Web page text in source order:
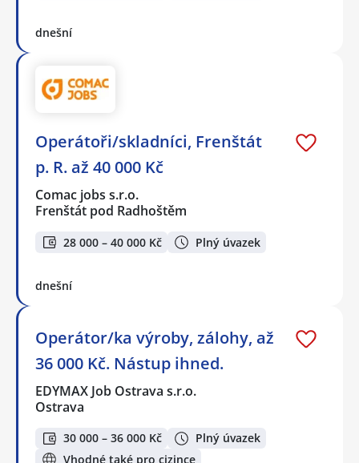
dnešní
Operátoři/skladníci, Frenštát
p. R. až 40 000 Kč
Comac jobs s.r.o.
Frenštát pod Radhoštěm
28 000 – 40 000 Kč Plný úvazek
dnešní
Operátor/ka výroby, zálohy, až
36 000 Kč. Nástup ihned.
EDYMAX Job Ostrava s.r.o.
Ostrava
30 000 – 36 000 Kč
Plný úvazek
Vhodné také pro cizince